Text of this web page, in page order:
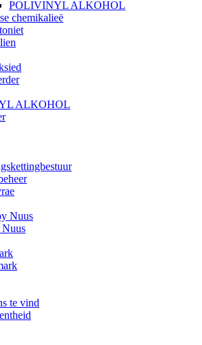
POLIVINYL ALKOHOL
chemikalieë
ALKOHOL
Nuus
Nuus
te vind